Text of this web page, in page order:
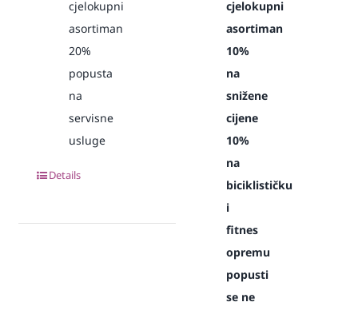
cjelokupni
asortiman
20%
popusta
na
servisne
usluge
Details
cjelokupni
asortiman
10%
na
snižene
cijene
10%
na
biciklističku
i
fitnes
opremu
popusti
se ne